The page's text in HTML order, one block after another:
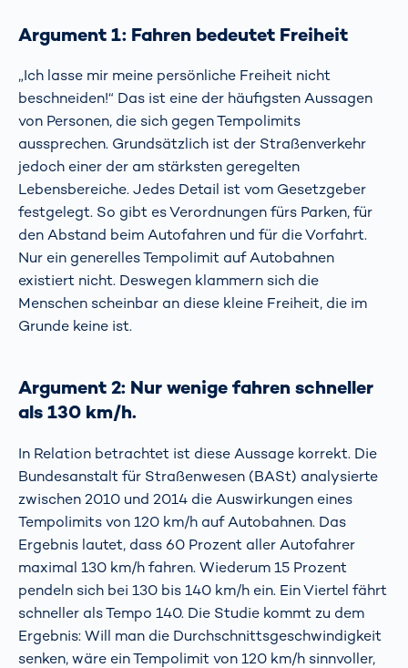
Argument 1: Fahren bedeutet Freiheit
„Ich lasse mir meine persönliche Freiheit nicht
beschneiden!“ Das ist eine der häufigsten Aussagen
von Personen, die sich gegen Tempolimits
aussprechen. Grundsätzlich ist der Straßenverkehr
jedoch einer der am stärksten geregelten
Lebensbereiche. Jedes Detail ist vom Gesetzgeber
festgelegt. So gibt es Verordnungen fürs Parken, für
den Abstand beim Autofahren und für die Vorfahrt.
Nur ein generelles Tempolimit auf Autobahnen
existiert nicht. Deswegen klammern sich die
Menschen scheinbar an diese kleine Freiheit, die im
Grunde keine ist.
Argument 2: Nur wenige fahren schneller
als 130 km/h.
In Relation betrachtet ist diese Aussage korrekt. Die
Bundesanstalt für Straßenwesen (BASt) analysierte
zwischen 2010 und 2014 die Auswirkungen eines
Tempolimits von 120 km/h auf Autobahnen. Das
Ergebnis lautet, dass 60 Prozent aller Autofahrer
maximal 130 km/h fahren. Wiederum 15 Prozent
pendeln sich bei 130 bis 140 km/h ein. Ein Viertel fährt
schneller als Tempo 140. Die Studie kommt zu dem
Ergebnis: Will man die Durchschnittsgeschwindigkeit
senken, wäre ein Tempolimit von 120 km/h sinnvoller,